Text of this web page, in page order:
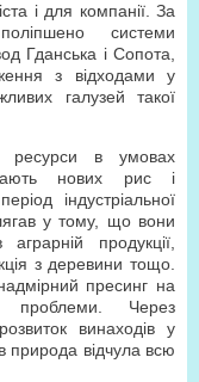
і для компанії. За
системи
Гданська і Сопота,
з відходами у
галузей такої
в умовах
нових рис і
індустріальної
у тому, що вони
продукції,
з деревини тощо.
пресинг на
проблеми. Через
винаходів у
природа відчула всю